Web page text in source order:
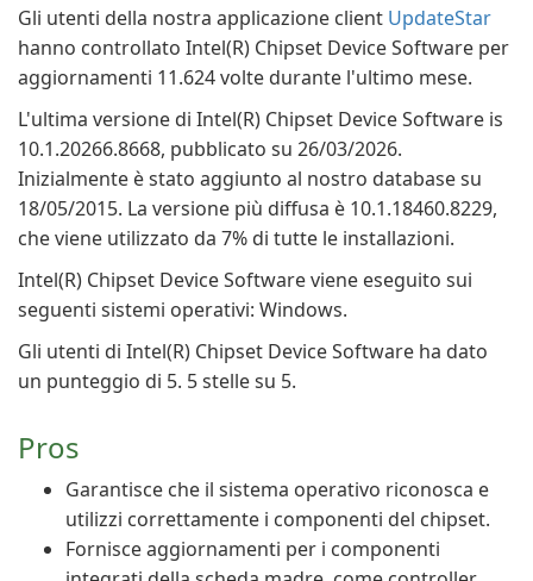
Gli utenti della nostra applicazione client UpdateStar
hanno controllato Intel(R) Chipset Device Software per
aggiornamenti 11.624 volte durante l'ultimo mese.
L'ultima versione di Intel(R) Chipset Device Software is
10.1.20266.8668, pubblicato su 26/03/2026.
Inizialmente è stato aggiunto al nostro database su
18/05/2015. La versione più diffusa è 10.1.18460.8229,
che viene utilizzato da 7% di tutte le installazioni.
Intel(R) Chipset Device Software viene eseguito sui
seguenti sistemi operativi: Windows.
Gli utenti di Intel(R) Chipset Device Software ha dato
un punteggio di 5. 5 stelle su 5.
Pros
Garantisce che il sistema operativo riconosca e
utilizzi correttamente i componenti del chipset.
Fornisce aggiornamenti per i componenti